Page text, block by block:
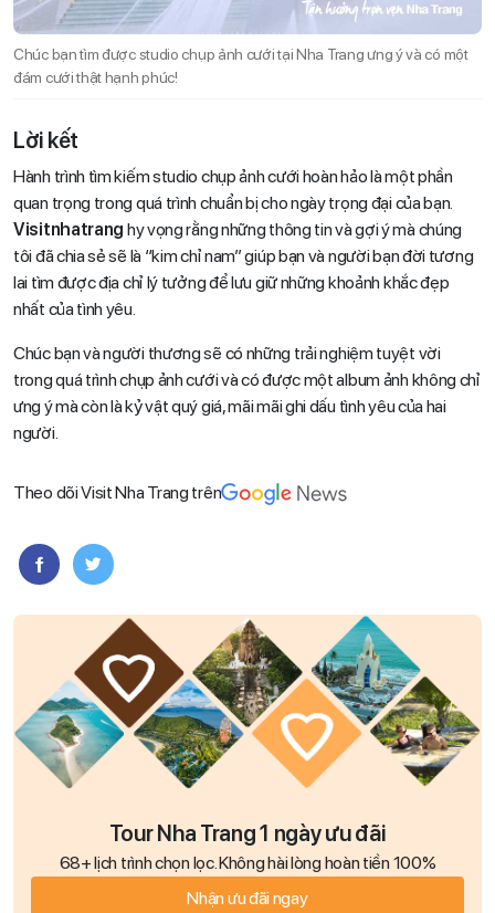
Chúc bạn tìm được studio chụp ảnh cưới tại Nha Trang ưng ý và có một
đám cưới thật hạnh phúc!
Lời kết
Hành trình tìm kiếm studio chụp ảnh cưới hoàn hảo là một phần
quan trọng trong quá trình chuẩn bị cho ngày trọng đại của bạn.
Visitnhatrang hy vọng rằng những thông tin và gợi ý mà chúng
tôi đã chia sẻ sẽ là “kim chỉ nam” giúp bạn và người bạn đời tương
lai tìm được địa chỉ lý tưởng để lưu giữ những khoảnh khắc đẹp
nhất của tình yêu.
Chúc bạn và người thương sẽ có những trải nghiệm tuyệt vời
trong quá trình chụp ảnh cưới và có được một album ảnh không chỉ
ưng ý mà còn là kỷ vật quý giá, mãi mãi ghi dấu tình yêu của hai
người.
Theo dõi Visit Nha Trang trên
Tour Nha Trang 1 ngày ưu đãi
68+ lịch trình chọn lọc. Không hài lòng hoàn tiền 100%
Nhận ưu đãi ngay